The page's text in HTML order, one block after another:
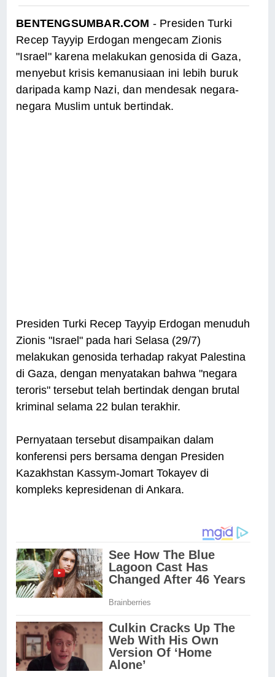
BENTENGSUMBAR.COM - Presiden Turki
Recep Tayyip Erdogan mengecam Zionis
"Israel" karena melakukan genosida di Gaza,
menyebut krisis kemanusiaan ini lebih buruk
daripada kamp Nazi, dan mendesak negara-
negara Muslim untuk bertindak.
Presiden Turki Recep Tayyip Erdogan menuduh
Zionis "Israel" pada hari Selasa (29/7)
melakukan genosida terhadap rakyat Palestina
di Gaza, dengan menyatakan bahwa "negara
teroris" tersebut telah bertindak dengan brutal
kriminal selama 22 bulan terakhir.
Pernyataan tersebut disampaikan dalam
konferensi pers bersama dengan Presiden
Kazakhstan Kassym-Jomart Tokayev di
kompleks kepresidenan di Ankara.